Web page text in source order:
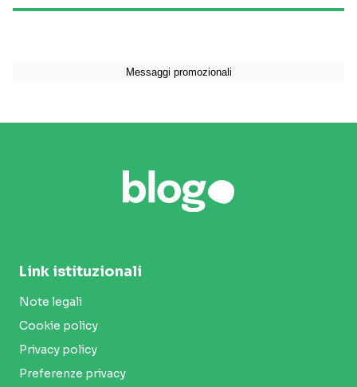
Link istituzionali
Note legali
Cookie policy
Privacy policy
Preferenze privacy